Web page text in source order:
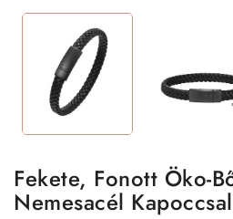
Fekete, Fonott Öko-
Nemesacél Kapoccsal